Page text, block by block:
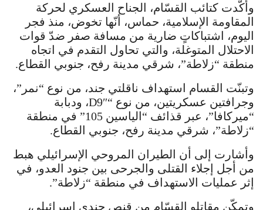
وأكّدت كتائب القسّام، الجناح العسكري لحركة
المقاومة الإسلامية، حماس، أنّها تخوض، منذ فجر
اليوم، اشتباكاتٍ ضارية من مسافة صفر ضدّ قوات
الاحتلال المتوغلة، والتي تحاول التقدم في اتجاه
منطقة “زلاطة”، شرقي مدينة رفح، جنوبي القطاع.
وتبنّت القسام استهداف ناقلتي جند، من نوع “نمر”،
وجرافتين عسكريتين، من نوع “D9″، ودبابة
“ميركافا”، عبر قذائف “الياسين 105” في منطقة
“زلاطة”، شرقي مدينة رفح، جنوبي القطاع.
وأشارت إلى أن الطيران المروحي الإسرائيلي هبط
من أجل إجلاء القتلى والجرحى بين جنود العدو، في
إثر عمليات الاستهداف في منطقة “زلاطة”.
وتمكّن مقاتلو القسّام من قنص جندي إسرائيلي،